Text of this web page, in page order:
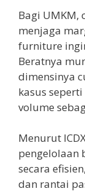
Bagi UMKM,
menjaga
furniture
Beratnya
dimensinya
kasus
volume
Menurut
pengelolaan
secara
dan rantai